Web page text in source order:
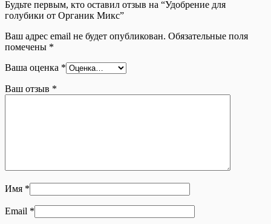
Будьте первым, кто оставил отзыв на “Удобрение для
голубики от Органик Микс”
Ваш адрес email не будет опубликован. Обязательные поля
помечены *
Ваша оценка *
Ваш отзыв *
Имя *
Email *